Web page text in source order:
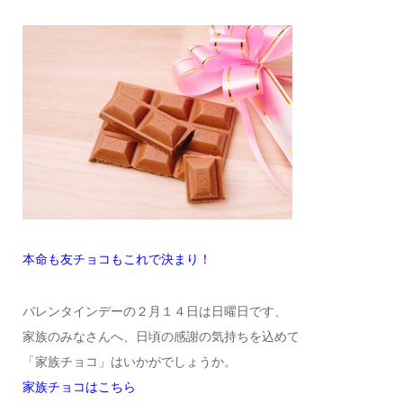
本命も友チョコもこれで決まり！
バレンタインデーの２月１４日は日曜日です、
家族のみなさんへ、日頃の感謝の気持ちを込めて
「家族チョコ」はいかがでしょうか。
家族チョコはこちら